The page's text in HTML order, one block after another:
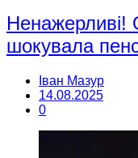
Ненажерливі!
шокувала
Іван Мазур
14.08.2025
0